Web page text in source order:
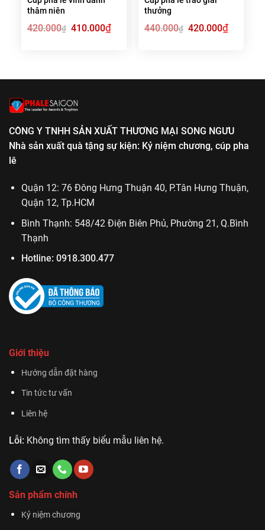
thâm niên
420.000₫
Giá
gốc
410.000₫Giá
hiện
thưởng
440.000₫
Giá
gốc
420.000₫Giá
hiện
CÔNG Y TNHH SẢN XUẤT THƯƠNG MẠI SONG NGƯU
Nhà sản xuất quà tặng sự kiện: Kỷ niệm chương, cúp pha
lê
Quận 12: 76 Đông Hưng Thuận 40, P.Tân Hưng Thuận,
Quận 12, Tp.HCM
Bình Thạnh: 548/42 Điện Biên Phủ, Phường 21, Q.Bình
Thạnh
Hotline: 0918.300.477
Giới thiệu
Hướng dẫn đặt hàng
Tin tức tư vấn
Liên hệ
Lỗi: Không tìm thấy biểu mẫu liên hệ.
Sản phẩm chính
Kỷ niệm chương